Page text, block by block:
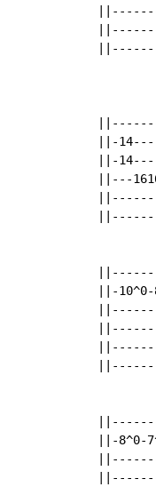
||-
||-
||---
||-10^0-
||-8^0-